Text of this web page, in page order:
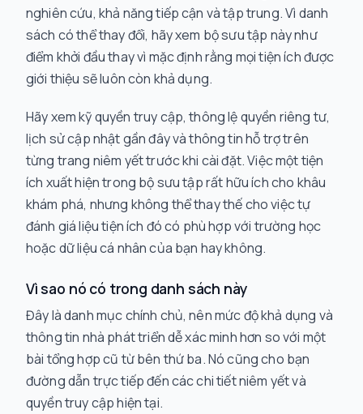
nghiên cứu, khả năng tiếp cận và tập trung. Vì danh
sách có thể thay đổi, hãy xem bộ sưu tập này như
điểm khởi đầu thay vì mặc định rằng mọi tiện ích được
giới thiệu sẽ luôn còn khả dụng.
Hãy xem kỹ quyền truy cập, thông lệ quyền riêng tư,
lịch sử cập nhật gần đây và thông tin hỗ trợ trên
từng trang niêm yết trước khi cài đặt. Việc một tiện
ích xuất hiện trong bộ sưu tập rất hữu ích cho khâu
khám phá, nhưng không thể thay thế cho việc tự
đánh giá liệu tiện ích đó có phù hợp với trường học
hoặc dữ liệu cá nhân của bạn hay không.
Vì sao nó có trong danh sách này
Đây là danh mục chính chủ, nên mức độ khả dụng và
thông tin nhà phát triển dễ xác minh hơn so với một
bài tổng hợp cũ từ bên thứ ba. Nó cũng cho bạn
đường dẫn trực tiếp đến các chi tiết niêm yết và
quyền truy cập hiện tại.